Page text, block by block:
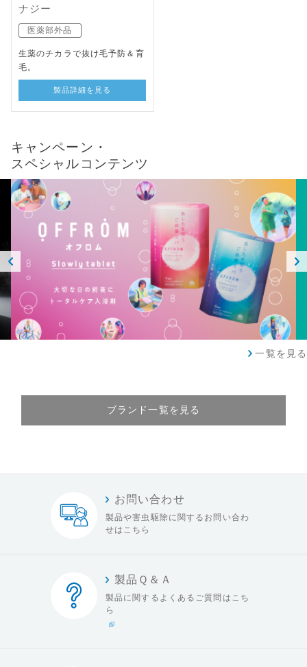
ナジー
医薬部外品
生薬のチカラで抜け毛予防＆育
毛。
製品詳細を見る
キャンペーン・
スペシャルコンテンツ
ious
一覧を見る
ブランド一覧を見る
お問い合わせ
製品や害虫駆除に関する お問い合わ
せはこちら
製品Ｑ＆Ａ
製品に関するよくある ご質問はこち
ら